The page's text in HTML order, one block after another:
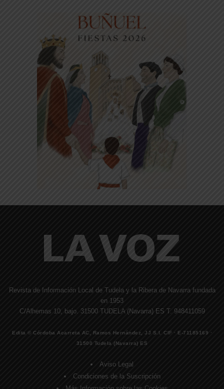
Revista de Información Local de Tudela y la Ribera de Navarra fundada
en 1953
C/Alhemas 10, bajo. 31500 TUDELA (Navarra) ES T. 948411059
Edita © Córdoba Acarreta AC, Ramos Hernández, JJ S.I. CIF · E-71185169 ·
31500 Tudela (Navarra) ES
Aviso Legal
Condiciones de la Suscripción